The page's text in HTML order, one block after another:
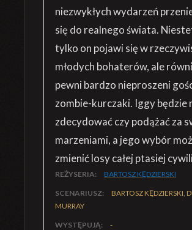
niezwykłych wydarzeń
się do realnego świata.
tylko on pojawi się w
młodych bohaterów, ale
pewni bardzo nieproszeni
zombie-kurczaki. Iggy będzie
zdecydować czy podążać za
marzeniami, a jego wybór
zmienić losy całej ptasiej
REŻYSERIA: BARTOSZ KĘDZIERSKI
SCENARIUSZ:
BARTOSZ KĘDZIERSKI,
MURRAY
WYSTĘPUJĄ: -